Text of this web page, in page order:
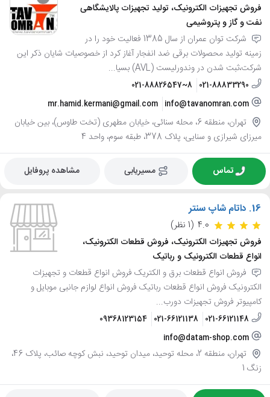
فروش تجهیزات الکترونیک، تولید تجهیزات پالایشگاهی
نفت و گاز و پتروشیمی
شرکت توان عمران از سال 1385 فعالیت خود را در
زمینه تولید محصولات برقی ضد انفجار آغاز کرد از خصوصیات شایان ذکر این
شرکت،ثبت شدن در وندورلیست (AVL) بسیا...
021-88833290
021-88826547~8
info@tavanomran.com
mr.hamid.kermani@gmail.com
تهران، منطقه 6، محله سنائی، خیابان مطهری (تخت طاوس)، بین خیابان
میرزای شیرازی و سنایی، پلاک 378، طبقه سوم، واحد 4
تماس مسیریابی مشاهده پروفایل
16. داتام شاپ سنتر
4.0 (1 نظر)
فروش تجهیزات الکترونیک، فروش قطعات الکترونیک،
انواع قطعات الکترونیک و رباتیک
فروش انواع قطعات برق و الکتریک فروش انواع قطعات و تجهیزات
الکترونیک فروش انواع قطعات رباتیک فروش انواع لوازم جانبی موبایل و
کامپیوتر فروش تجهیزات دورب...
021-66121148
021-66121138
09368123154
info@datam-shop.com
تهران، منطقه 2، محله توحید، میدان توحید، نبش کوچه صائب، پلاک 46،
زنگ 1